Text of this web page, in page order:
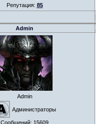
Репутация: 85
Admin
Admin
Администраторы
Сообщений: 15609